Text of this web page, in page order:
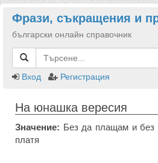
Фрази, съкращения и
български онлайн справочник
Вход
Регистрация
На юнашка вересия
Значение: Без да плащам и без
платя